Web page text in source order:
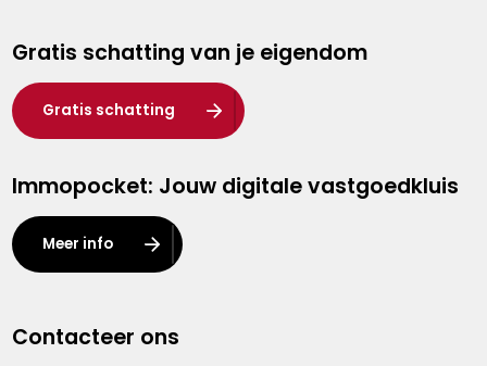
Hasselt
Heist-op-den-Berg
Herentals
Kalmthout
Leuven
Lier
Gratis schatting van je eigendom
Gratis schatting
Immopocket: Jouw digitale vastgoedkluis
Meer info
Contacteer ons